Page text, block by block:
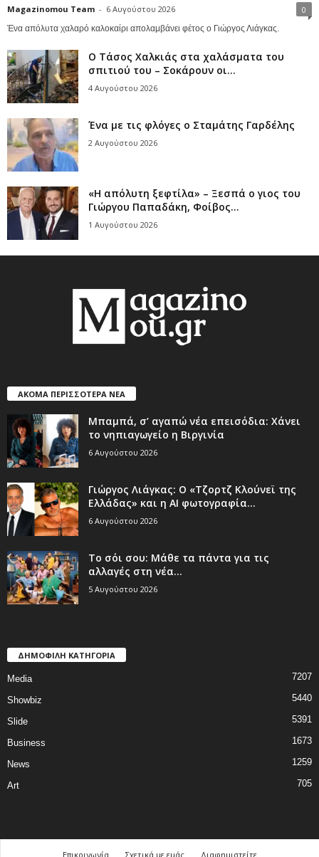
Magazinomou Team - 6 Αυγούστου 2026 0
Ένα απόλυτα χαλαρό καλοκαίρι απολαμβάνει φέτος ο Γιώργος Λιάγκας.
Ο Τάσος Χαλκιάς στα χαλάσματα του
σπιτιού του – Σοκάρουν οι...
4 Αυγούστου 2026
Ένα με τις φλόγες ο Σταμάτης Γαρδέλης
2 Αυγούστου 2026
«Η απόλυτη ξεφτίλα» – Ξεσπά ο γιος του
Γιώργου Παπαδάκη, Φοίβος...
1 Αυγούστου 2026
ΑΚΟΜΑ ΠΕΡΙΣΣΟΤΕΡΑ ΝΕΑ
Μπαμπά, σ’ αγαπώ νέα επεισόδια: Χάνει
το νηπιαγωγείο η Βιργινία
6 Αυγούστου 2026
Γιώργος Λιάγκας: Ο «Τζορτζ Κλούνεϊ της
Ελλάδας» και η AI φωτογραφία...
6 Αυγούστου 2026
Το σόι σου: Μάθε τα πάντα για τις
αλλαγές στη νέα...
5 Αυγούστου 2026
ΔΗΜΟΦΙΛΗ ΚΑΤΗΓΟΡΙΑ
Media 7207
Showbiz 5440
Slide 5391
Business 1673
News 1259
Art 705
Επικοινωνία Σχετικά με εμάς Διαφημιστείτε